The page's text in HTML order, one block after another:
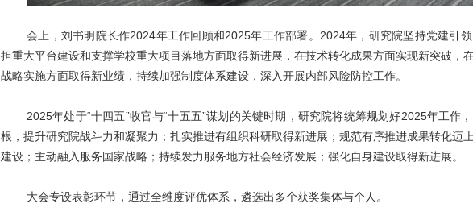
会上，刘书明院长作2024年工作回顾和2025年工作部署。2024年，研究院坚持党建引
担重大平台建设和支撑学校重大项目落地方面取得新进展，在技术转化成果方面实现新突破，
战略实施方面取得新业绩，持续加强制度体系建设，深入开展内部风险防控工作。
2025年处于“十四五”收官与“十五五”谋划的关键时期，研究院将统筹规划好2025年工作
根，提升研究院战斗力和凝聚力；扎实推进有组织科研取得新进展；规范有序推进成果转化迈
建设；主动融入服务国家战略；持续发力服务地方社会经济发展；强化自身建设取得新进展。
大会专设表彰环节，通过全维度评优体系，遴选出多个获奖集体与个人。